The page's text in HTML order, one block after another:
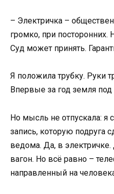
– Электричка –
громко, при посторонних.
Суд может принять.
Я положила трубку. Руки
Впервые за год земля под
Но мысль не отпускала: я
запись, которую подруга
ведома. Да, в электричке.
вагон. Но всё равно –
направленный на